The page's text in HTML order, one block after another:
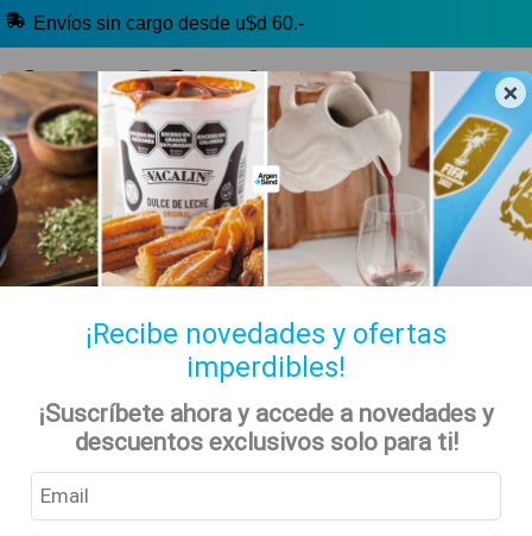
×
¡Recibe novedades y ofertas
imperdibles!
¡Suscríbete ahora y accede a novedades y
descuentos exclusivos solo para ti!
Envíos sin cargo desde u$d 60.-
🔥 Alfajores y Golosinas
🧉 Clásicos argentinos 🏷️ Todas las categorías
Inicio
Historia Y Curiosidades
La Desconocida Historia De Bazooka, El Primer Chicle Argentino